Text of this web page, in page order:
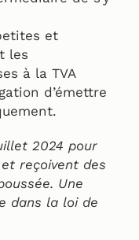
et
les
à la TVA
d’émettre
2024 pour
reçoivent des
Une
dans la loi de